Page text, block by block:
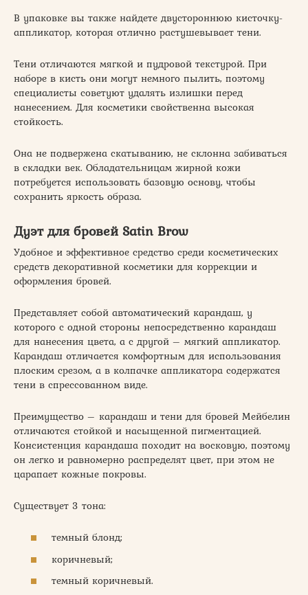
В упаковке вы также найдете двустороннюю кисточку-
аппликатор, которая отлично растушевывает тени.
Тени отличаются мягкой и пудровой текстурой. При
наборе в кисть они могут немного пылить, поэтому
специалисты советуют удалять излишки перед
нанесением. Для косметики свойственна высокая
стойкость.
Она не подвержена скатыванию, не склонна забиваться
в складки век. Обладательницам жирной кожи
потребуется использовать базовую основу, чтобы
сохранить яркость образа.
Дуэт для бровей Satin Brow
Удобное и эффективное средство среди косметических
средств декоративной косметики для коррекции и
оформления бровей.
Представляет собой автоматический карандаш, у
которого с одной стороны непосредственно карандаш
для нанесения цвета, а с другой – мягкий аппликатор.
Карандаш отличается комфортным для использования
плоским срезом, а в колпачке аппликатора содержатся
тени в спрессованном виде.
Преимущество – карандаш и тени для бровей Мейбелин
отличаются стойкой и насыщенной пигментацией.
Консистенция карандаша походит на восковую, поэтому
он легко и равномерно распределят цвет, при этом не
царапает кожные покровы.
Существует 3 тона:
темный блонд;
коричневый;
темный коричневый.